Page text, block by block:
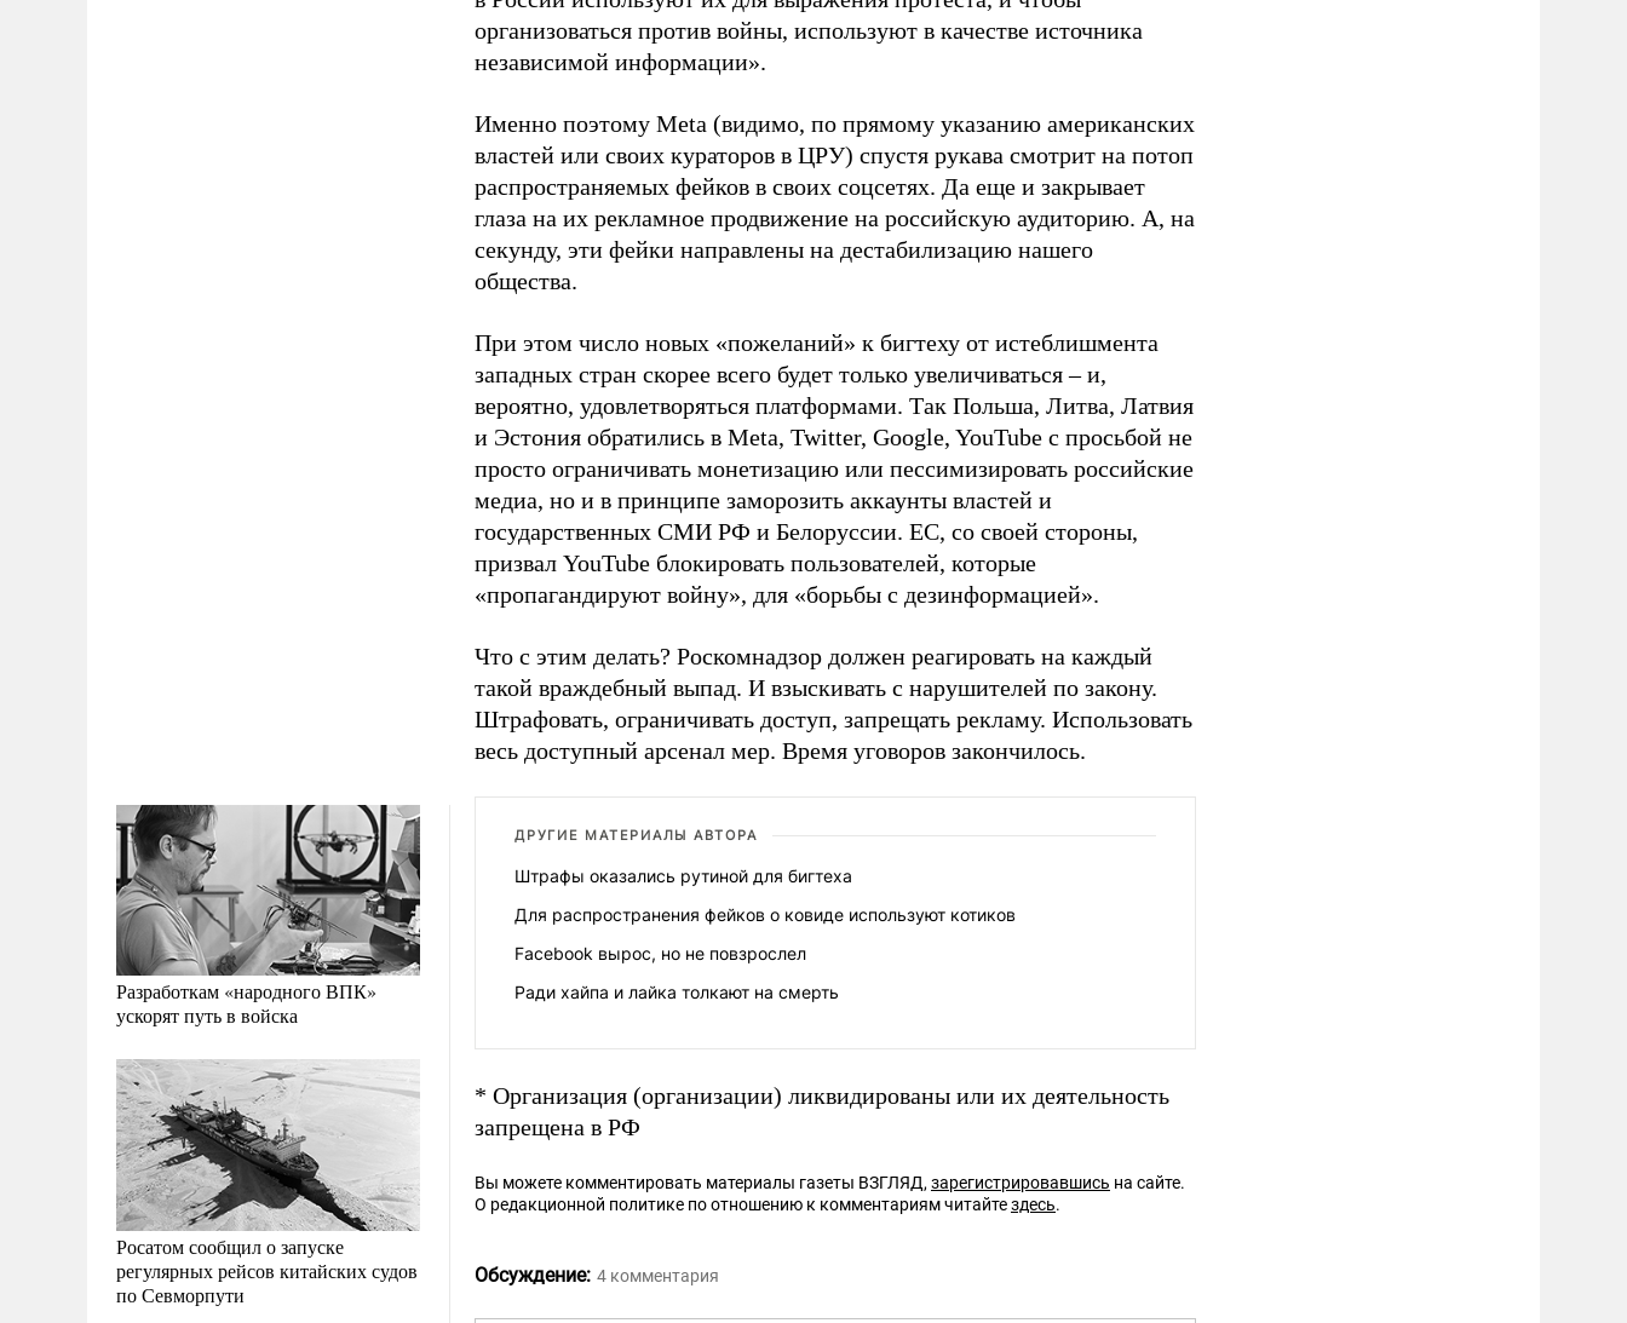
Разработкам «народного ВПК»
ускорят путь в войска
Росатом сообщил о запуске
регулярных рейсов китайских судов
по Севморпути
организоваться против войны, используют в качестве источника
независимой информации».
Именно поэтому Meta (видимо, по прямому указанию американских
властей или своих кураторов в ЦРУ) спустя рукава смотрит на потоп
распространяемых фейков в своих соцсетях. Да еще и закрывает
глаза на их рекламное продвижение на российскую аудиторию. А, на
секунду, эти фейки направлены на дестабилизацию нашего
общества.
При этом число новых «пожеланий» к бигтеху от истеблишмента
западных стран скорее всего будет только увеличиваться – и,
вероятно, удовлетворяться платформами. Так Польша, Литва, Латвия
и Эстония обратились в Meta, Twitter, Google, YouTube с просьбой не
просто ограничивать монетизацию или пессимизировать российские
медиа, но и в принципе заморозить аккаунты властей и
государственных СМИ РФ и Белоруссии. ЕС, со своей стороны,
призвал YouTube блокировать пользователей, которые
«пропагандируют войну», для «борьбы с дезинформацией».
Что с этим делать? Роскомнадзор должен реагировать на каждый
такой враждебный выпад. И взыскивать с нарушителей по закону.
Штрафовать, ограничивать доступ, запрещать рекламу. Использовать
весь доступный арсенал мер. Время уговоров закончилось.
ДРУГИЕ МАТЕРИАЛЫ АВТОРА
Штрафы оказались рутиной для бигтеха
Для распространения фейков о ковиде используют котиков
Facebook вырос, но не повзрослел
Ради хайпа и лайка толкают на смерть
* Организация (организации) ликвидированы или их деятельность
запрещена в РФ
Вы можете комментировать материалы газеты ВЗГЛЯД, зарегистрировавшись на сайте.
О редакционной политике по отношению к комментариям читайтездесь.
Обсуждение: 4 комментария